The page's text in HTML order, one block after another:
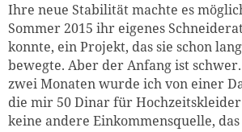
Ihre neue Stabilität machte es
Sommer 2015 ihr eigenes
konnte, ein Projekt, das sie schon
bewegte. Aber der Anfang ist
zwei Monaten wurde ich von einer
die mir 50 Dinar für
keine andere Einkommensquelle,